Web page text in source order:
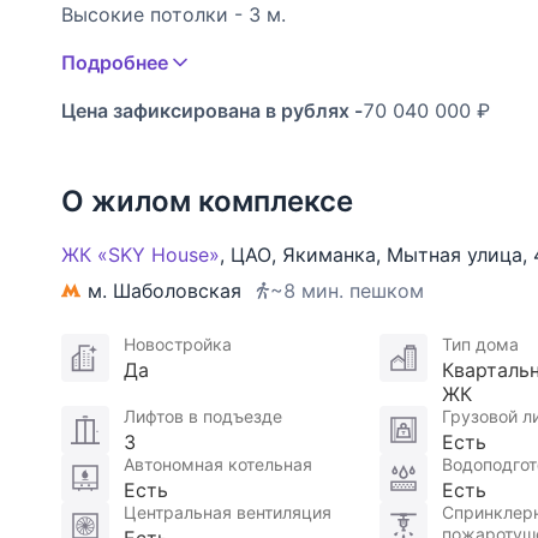
Высокие потолки - 3 м.
Элитный жилой комплекс Sky House построен
Якиманке и представляет собой четыре
hi-tech и панорамным остеклением.
весело время на детских площадках. К услугам
баскетбольные площадки, футбольное поле и
Жителям комплекса доступен максимальный
также крытый универсальный спортивный зал
В шаговой доступности насыщенная
центры, магазины, кафе, рестораны и торговые
прогулок, музеи и центры современного
Крымская набережная, Нескучный сад,
Участник AREA - Ассоциации Агентств Элитной
Подробнее
Цена зафиксирована в рублях -70 040 000 ₽
О жилом комплексе
ЖК «SKY House», ЦАО, Якиманка, Мытная улица,
м. Шаболовская
~8 мин. пешком
Новостройка
Да
Тип дома
ЖК
Лифтов в подъезде
3
Грузовой
Есть
Автономная котельная
Есть Есть
Центральная вентиляция